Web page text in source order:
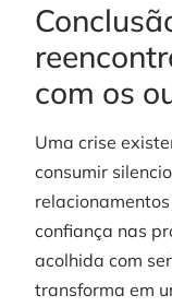
com os
Uma crise
consumir
confiança nas
acolhida com
transforma em